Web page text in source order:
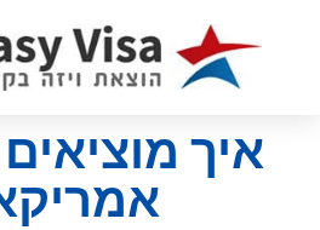
איך